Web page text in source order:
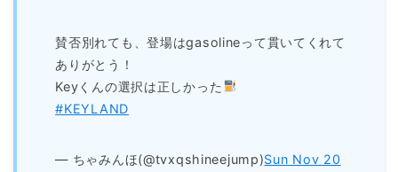
賛否別れても、登場はgasolineって貫いてくれて
ありがとう！
Keyくんの選択は正しかった
#KEYLAND
— ちゃみんほ(@tvxqshineejump)Sun Nov 20